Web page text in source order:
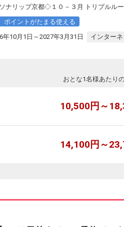
ナリップ京都◇１０－３月 トリプルル
ポイントがたまる使える
年10月1日～2027年3月31日 インター
おとな1名様あたり
10,500円～
14,100円～